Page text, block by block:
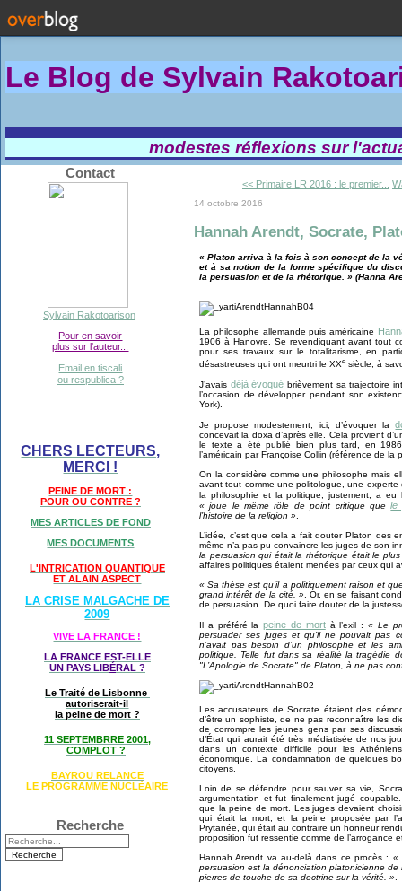
Le Blog de Sylvain Rakotoa
modestes réflexions sur
Contact
Sylvain Rakotoarison
Pour en savoir
plus sur l'auteur...
Email en tiscali
ou respublica ?
CHERS LECTEURS,
MERCI !
PEINE DE MORT :
POUR OU CONTRE ?
MES ARTICLES DE FOND
MES DOCUMENTS
L'INTRICATION QUANTIQUE
ET ALAIN ASPECT
LA CRISE MALGACHE DE
2009
VIVE LA FRANCE !
LA FRANCE EST-ELLE
UN PAYS LIBÉRAL ?
Le Traité de Lisbonne
autoriserait-il
la peine de mort ?
11 SEPTEMBRRE 2001,
COMPLOT ?
BAYROU RELANCE
LE PROGRAMME NUCLÉAIRE
Recherche
<< Primaire LR 2016 : le premier...
14 octobre 2016
Hannah Arendt, Socrate,
« Platon arriva à la fois à son concept de la
et à sa notion de la forme spécifique du
la persuasion et de la rhétorique. » (Hanna
La philosophe allemande puis américaine
1906 à Hanovre. Se revendiquant avant tout
pour ses travaux sur le totalitarisme, en
désastreuses qui ont meurtri le XXe siècle, à
J’avais déjà évoqué brièvement sa trajectoire
l’occasion de développer pendant son
York).
Je propose modestement, ici, d’évoquer la
concevait la doxa d’après elle. Cela provient
le texte a été publié bien plus tard, en
l’américain par Françoise Collin (référence de la
On la considère comme une philosophe mais
avant tout comme une politologue, une
la philosophie et la politique, justement, a
« joue le même rôle de point critique quele
l’histoire de la religion ».
L’idée, c’est que cela a fait douter Platon des
même n’a pas pu convaincre les juges de son
la persuasion qui était la rhétorique était le
affaires politiques étaient menées par ceux qui
« Sa thèse est qu’il a politiquement raison et
grand intérêt de la cité. ». Or, en se faisant
de persuasion. De quoi faire douter de la
Il a préféré lapeine de mortà l’exil : « Le
persuader ses juges et qu’il ne pouvait pas
n’avait pas besoin d’un philosophe et les
politique. Telle fut dans sa réalité la tragédie
"L’Apologie de Socrate" de Platon, à ne pas
Les accusateurs de Socrate étaient des
d’être un sophiste, de ne pas reconnaître les
de corrompre les jeunes gens par ses
d’État qui aurait été très médiatisée de nos
dans un contexte difficile pour les
économique. La condamnation de quelques
citoyens.
Loin de se défendre pour sauver sa vie,
argumentation et fut finalement jugé
que la peine de mort. Les juges devaient
qui était la mort, et la peine proposée par
Prytanée, qui était au contraire un honneur
proposition fut ressentie comme de l’arrogance
Hannah Arendt va au-delà dans ce procès : «
persuasion est la dénonciation platonicienne
pierres de touche de sa doctrine sur la vérité. ».